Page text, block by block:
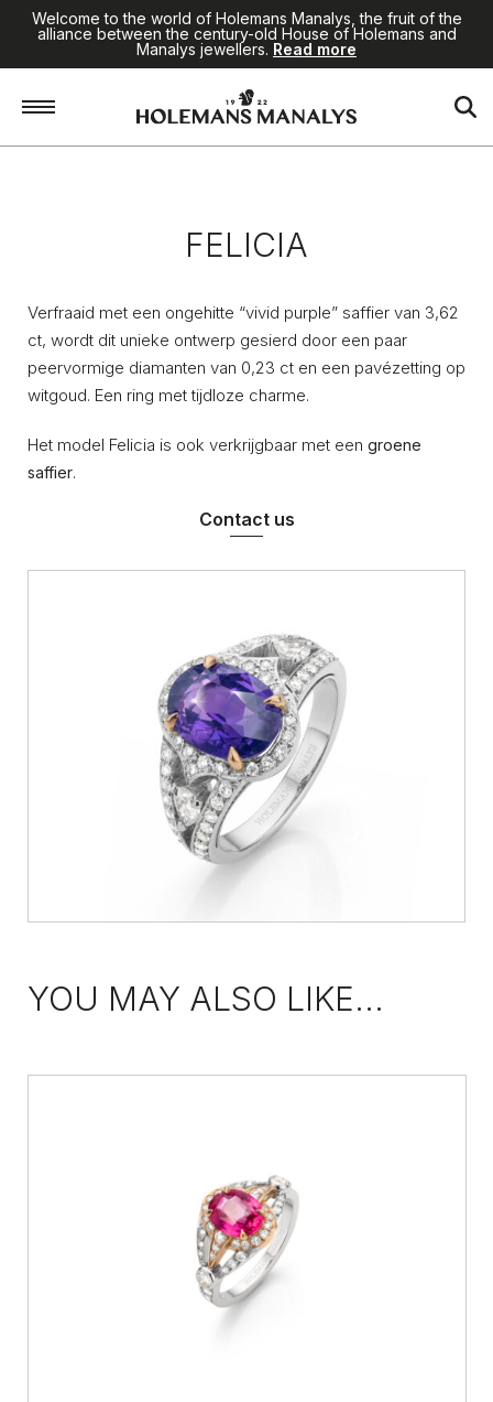
Welcome to the world of Holemans Manalys, the fruit of the
alliance between the century-old House of Holemans and
Manalys jewellers. Read more
Jewellery / Felicia
FELICIA
Verfraaid met een ongehitte “vivid purple” saffier van 3,62
ct, wordt dit unieke ontwerp gesierd door een paar
peervormige diamanten van 0,23 ct en een pavézetting op
witgoud. Een ring met tijdloze charme.
Het model Felicia is ook verkrijgbaar met een groene
saffier.
Contact us
YOU MAY ALSO LIKE...